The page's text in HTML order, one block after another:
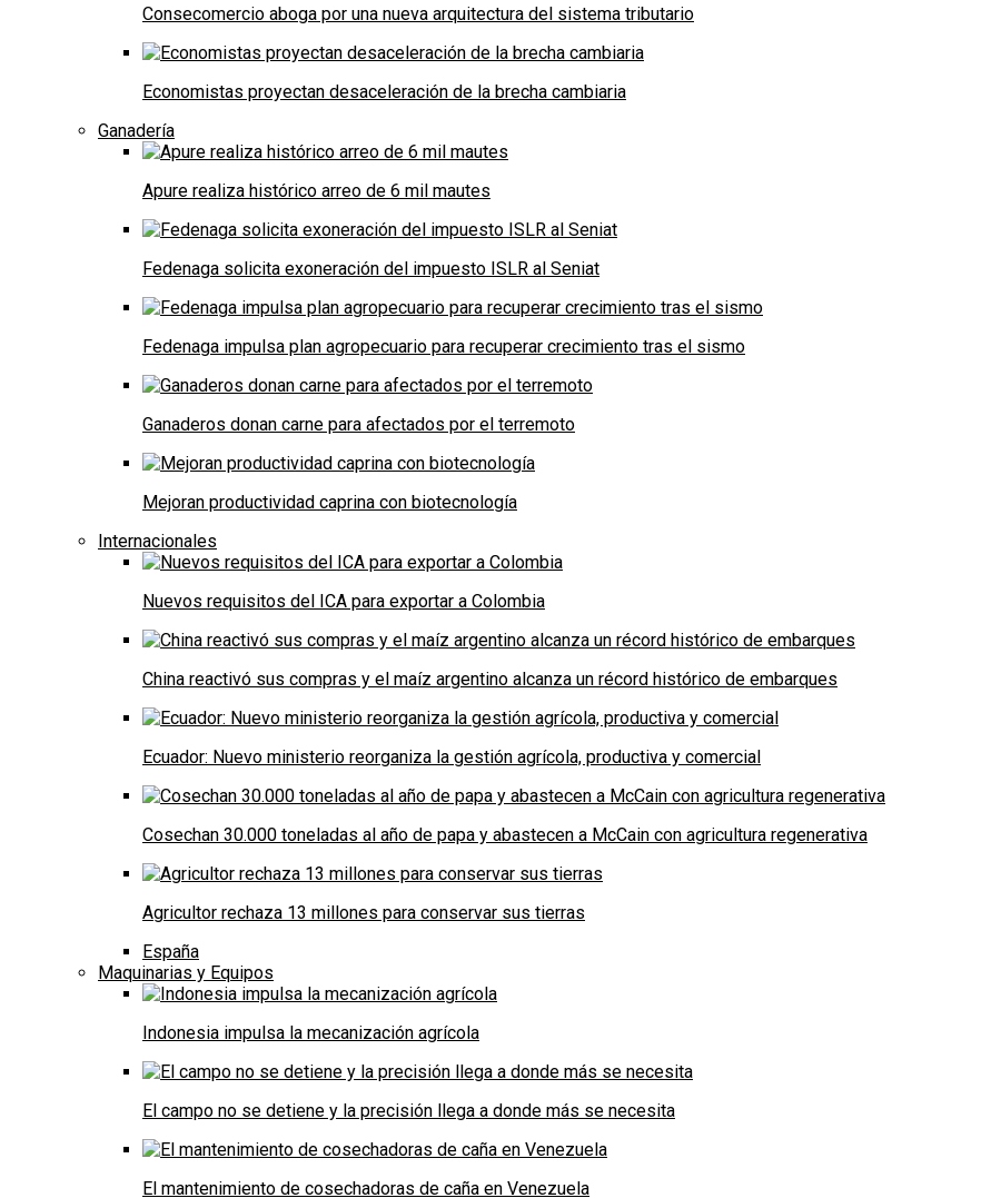
Consecomercio aboga por una nueva arquitectura del sistema tributario
Economistas proyectan desaceleración de la brecha cambiaria
Ganadería
Apure realiza histórico arreo de 6 mil mautes
Fedenaga solicita exoneración del impuesto ISLR al Seniat
Fedenaga impulsa plan agropecuario para recuperar crecimiento tras el sismo
Ganaderos donan carne para afectados por el terremoto
Mejoran productividad caprina con biotecnología
Internacionales
Nuevos requisitos del ICA para exportar a Colombia
China reactivó sus compras y el maíz argentino alcanza un récord histórico de embarques
Ecuador: Nuevo ministerio reorganiza la gestión agrícola, productiva y comercial
Cosechan 30.000 toneladas al año de papa y abastecen a McCain con agricultura regenerativa
Agricultor rechaza 13 millones para conservar sus tierras
España
Maquinarias y Equipos
Indonesia impulsa la mecanización agrícola
El campo no se detiene y la precisión llega a donde más se necesita
El mantenimiento de cosechadoras de caña en Venezuela